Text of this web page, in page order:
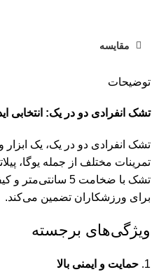
مقایسه
توضیحات
تشک انفرادی دو در یک: انتخابی
تشک انفرادی دو در یک، یک
تمرینات مختلف از جمله یوگا،
تشک با ضخامت 5
برای ورزشکاران تضمین می‌کند.
ویژگی‌های برجسته
حمایت و ایمنی بالا